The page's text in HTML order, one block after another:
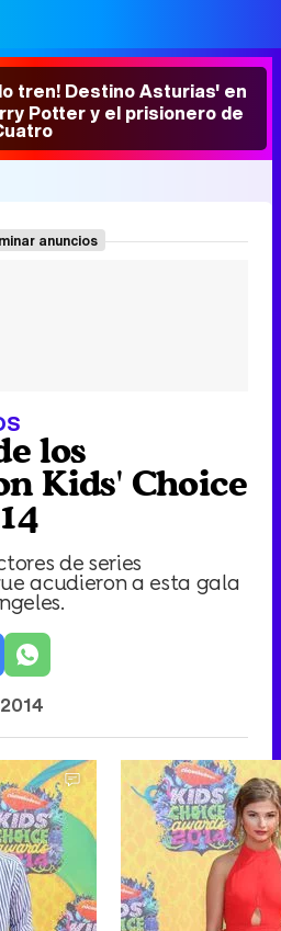
tren! Destino Asturias' en
Potter y el prisionero de
anuncios
los
Kids' Choice
de series
acudieron a esta gala